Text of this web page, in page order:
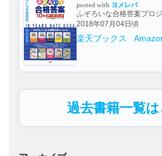
posted with ヨメレバ
ふぞろいな合格答案プロ
2018年07月04日頃
楽天ブックス
過去書籍一覧